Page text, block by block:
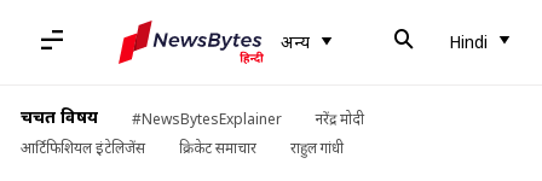
अन्य Hindi
चर्चित विषय #NewsBytesExplainer
नरेंद्र मोदी
आर्टिफिशियल इंटेलिजेंस
क्रिकेट समाचार राहुल गांधी